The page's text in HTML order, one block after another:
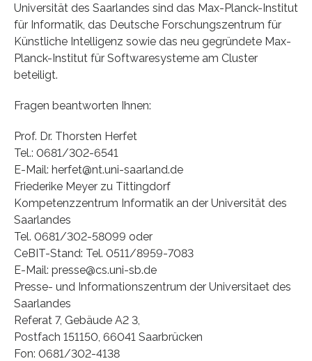
Universität des Saarlandes sind das Max-Planck-Institut
für Informatik, das Deutsche Forschungszentrum für
Künstliche Intelligenz sowie das neu gegründete Max-
Planck-Institut für Softwaresysteme am Cluster
beteiligt.
Fragen beantworten Ihnen:
Prof. Dr. Thorsten Herfet
Tel.: 0681/302-6541
E-Mail: herfet@nt.uni-saarland.de
Friederike Meyer zu Tittingdorf
Kompetenzzentrum Informatik an der Universität des
Saarlandes
Tel. 0681/302-58099 oder
CeBIT-Stand: Tel. 0511/8959-7083
E-Mail: presse@cs.uni-sb.de
Presse- und Informationszentrum der Universitaet des
Saarlandes
Referat 7, Gebäude A2 3,
Postfach 151150, 66041 Saarbrücken
Fon: 0681/302-4138